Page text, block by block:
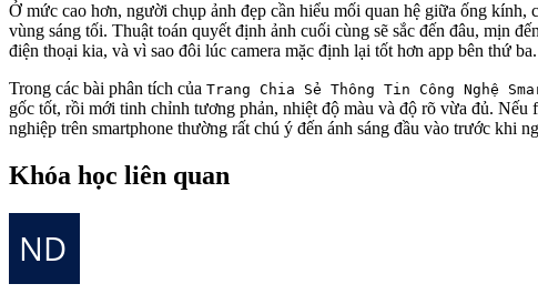
Ở mức cao hơn, người chụp ảnh đẹp cần hiểu mối quan hệ giữa ống
vùng sáng tối. Thuật toán quyết định ảnh cuối cùng sẽ sắc đến đâu, mịn
điện thoại kia, và vì sao đôi lúc camera mặc định lại tốt hơn app bên thứ
Trong các bài phân tích của Trang Chia Sẻ Thông Tin Công Nghệ
gốc tốt, rồi mới tinh chỉnh tương phản, nhiệt độ màu và độ rõ vừa đủ.
nghiệp trên smartphone thường rất chú ý đến ánh sáng đầu vào trước khi
Khóa học liên quan